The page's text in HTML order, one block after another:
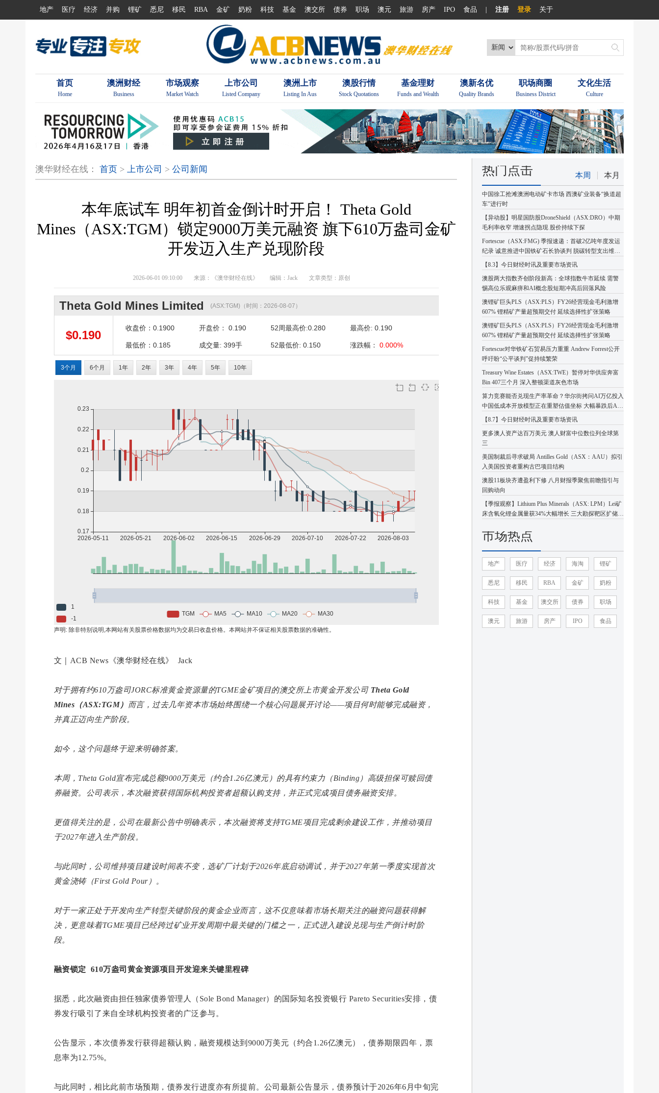
地产 医疗 经济 并购 锂矿 悉尼 移民 RBA 金矿 奶粉 科技 基金 澳交所 债券 职场 澳元 旅游 房产 IPO 食品 注册 登录 关于
首页
Home
澳洲财经
Business
市场观察
Market Watch
上市公司
Listed Company
澳洲上市
Listing In Aus
澳股行情
Stock Quotations
基金理财
Funds and Wealth
澳新名优
Quality Brands
职场商圈
Business District
文化生活
Culture
澳华财经在线： 首页 > 上市公司 > 公司新闻
本年底试车 明年初首金倒计时开启！ Theta Gold
Mines（ASX:TGM）锁定9000万美元融资 旗下610万盎司金矿
开发迈入生产兑现阶段
2026-06-01 09:10:00 来源：《澳华财经在线》 编辑：Jack 文章类型：原创
文｜ACB News《澳华财经在线》 Jack
对于拥有约610万盎司JORC标准黄金资源量的TGME金矿项目的澳交所上市黄金开发公司 Theta Gold
Mines（ASX:TGM）
而言，过去几年资本市场始终围绕一个核心问题展开讨论——项目何时能够完成融资，
并真正迈向生产阶段。
如今，这个问题终于迎来明确答案。
本周，Theta Gold宣布完成总额9000万美元（约合1.26亿澳元）的具有约束力（Binding）高级担保可赎回债
券融资。公司表示，本次融资获得国际机构投资者超额认购支持，并正式完成项目债务融资安排。
更值得关注的是，公司在最新公告中明确表示，本次融资将支持TGME项目完成剩余建设工作，并推动项目
于2027年进入生产阶段。
与此同时，公司维持项目建设时间表不变，选矿厂计划于2026年底启动调试，并于2027年第一季度实现首次
黄金浇铸（First Gold Pour）。
对于一家正处于开发向生产转型关键阶段的黄金企业而言，这不仅意味着市场长期关注的融资问题获得解
决，更意味着TGME项目已经跨过矿业开发周期中最关键的门槛之一，正式进入建设兑现与生产倒计时阶
段。
融资锁定 610万盎司黄金资源项目开发迎来关键里程碑
据悉，此次融资由担任独家债券管理人（Sole Bond Manager）的国际知名投资银行 Pareto Securities安排，债
券发行吸引了来自全球机构投资者的广泛参与。
公告显示，本次债券发行获得超额认购，融资规模达到9000万美元（约合1.26亿澳元），债券期限四年，票
息率为12.75%。
与此同时，相比此前市场预期，债券发行进度亦有所提前。公司最新公告显示，债券预计于2026年6月中旬完
热门点击 本周 本月
中国徐工抢滩澳洲电动矿卡市场 西澳矿业装备“换道超
车”进行时
【异动股】明星国防股DroneShield（ASX:DRO）中期
毛利率收窄 增速拐点隐现 股价持续下探
Fortescue（ASX:FMG) 季报速递：首破2亿吨年度发运
纪录 诚意推进中国铁矿石长协谈判 脱碳转型支出维持
高位
【8.3】今日财经时讯及重要市场资讯
澳股两大指数齐创阶段新高：全球指数牛市延续 需警
惕高位乐观麻痹和AI概念股短期冲高后回落风险
澳锂矿巨头PLS（ASX:PLS）FY26经营现金毛利激增
607% 锂精矿产量超预期交付 延续选择性扩张策略
澳锂矿巨头PLS（ASX:PLS）FY26经营现金毛利激增
607% 锂精矿产量超预期交付 延续选择性扩张策略
Fortescue对华铁矿石贸易压力重重 Andrew Forrest公开
呼吁盼“公平谈判”促持续繁荣
Treasury Wine Estates（ASX:TWE）暂停对华供应奔富
Bin 407三个月 深入整顿渠道灰色市场
算力竞赛能否兑现生产率革命？华尔街拷问AI万亿投入
中国低成本开放模型正在重塑估值坐标 大幅暴跌后AI
板块或迎企稳反弹
【8.7】今日财经时讯及重要市场资讯
更多澳人资产达百万美元 澳人财富中位数位列全球第
三
美国制裁后寻求破局 Antilles Gold（ASX：AAU）拟引
入美国投资者重构古巴项目结构
澳股11板块齐遭盈利下修 八月财报季聚焦前瞻指引与
回购动向
【季报观察】Lithium Plus Minerals（ASX: LPM）Lei矿
床含氧化锂金属量获34%大幅增长 三大勘探靶区扩储潜
市场热点
地产 医疗 经济 海淘 锂矿
悉尼 移民 RBA 金矿 奶粉
科技 基金 澳交所 债券 职场
澳元 旅游 房产 IPO 食品